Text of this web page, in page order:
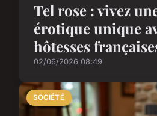
Tel rose : vivez
érotique unique
hôtesses
02/06/2026 08:49
SOCIÉTÉ